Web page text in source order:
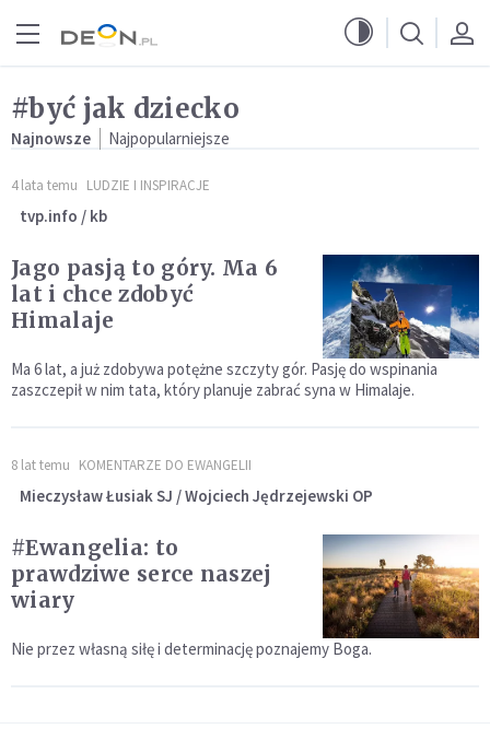
#być jak dziecko
Najnowsze Najpopularniejsze
4 lata temu LUDZIE I INSPIRACJE
tvp.info / kb
Jago pasją to góry. Ma 6
lat i chce zdobyć
Himalaje
Ma 6 lat, a już zdobywa potężne szczyty gór. Pasję do wspinania
zaszczepił w nim tata, który planuje zabrać syna w Himalaje.
8 lat temu KOMENTARZE DO EWANGELII
Mieczysław Łusiak SJ / Wojciech Jędrzejewski OP
#Ewangelia: to
prawdziwe serce naszej
wiary
Nie przez własną siłę i determinację poznajemy Boga.